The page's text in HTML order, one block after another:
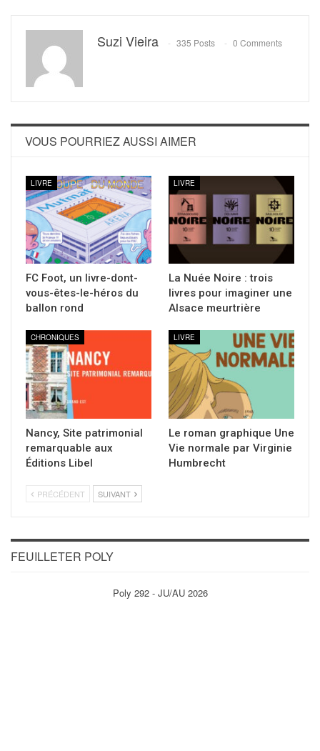
Suzi Vieira 335 Posts 0 Comments
VOUS POURRIEZ AUSSI AIMER
LIVRE
FC Foot, un livre-dont-
vous-êtes-le-héros du
ballon rond
LIVRE
La Nuée Noire : trois
livres pour imaginer une
Alsace meurtrière
CHRONIQUES
Nancy, Site patrimonial
remarquable aux
Éditions Libel
LIVRE
Le roman graphique Une
Vie normale par Virginie
Humbrecht
PRÉCÉDENT SUIVANT
FEUILLETER POLY
Poly 292 - JU/AU 2026